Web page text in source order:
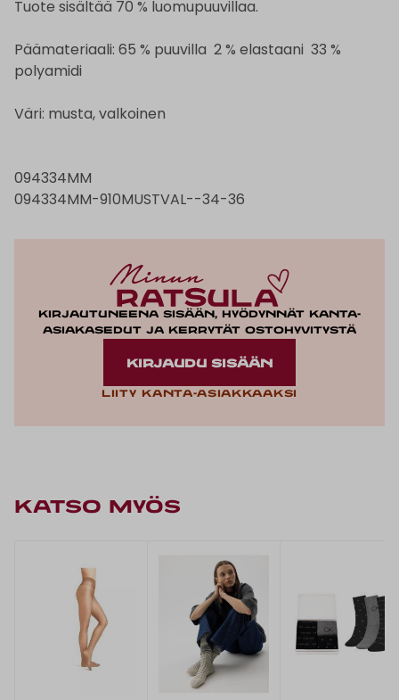
Tuote sisältää 70 % luomupuuvillaa.
Päämateriaali: 65 % puuvilla 2 % elastaani 33 %
polyamidi
Väri: musta, valkoinen
094334MM
094334MM-910MUSTVAL--34-36
Kirjautuneena sisään, hyödynnät kanta-
asiakasedut ja kerrytät ostohyvitystä
KIRJAUDU SISÄÄN
Liity kanta-asiakkaaksi
KATSO MYÖS